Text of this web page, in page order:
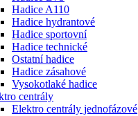
Hadice A110
Hadice hydrantové
Hadice sportovní
Hadice technické
Ostatní hadice
Hadice zásahové
Vysokotlaké hadice
centrály
Elektro centrály jednofázové